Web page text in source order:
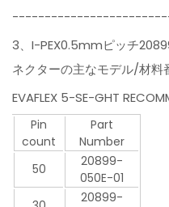
3、I-PEX0.5mmピッチ
ネクターの主なモデル/材料
EVAFLEX 5-SE-GHT
Pin
count
Part
Number
50
20899-
050E-01
20899-